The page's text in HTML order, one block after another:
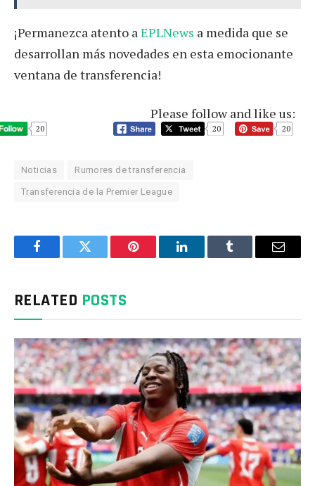
¡Permanezca atento aEPLNews a medida que se
desarrollan más novedades en esta emocionante
ventana de transferencia!
Please follow and like us:
20 20 20
Noticias Rumores de transferencia
Transferencia de la Premier League
FacebookTwitter Pinterest LinkedInTumblr Email
RELATED POSTS